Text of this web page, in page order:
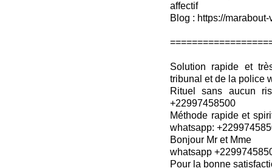
affectif
Blog : https://
Solution rapide et
tribunal et de la police
Rituel sans aucun
+22997458500
Méthode rapide et
whatsapp:
Bonjour Mr et Mme
whatsapp
Pour la bonne